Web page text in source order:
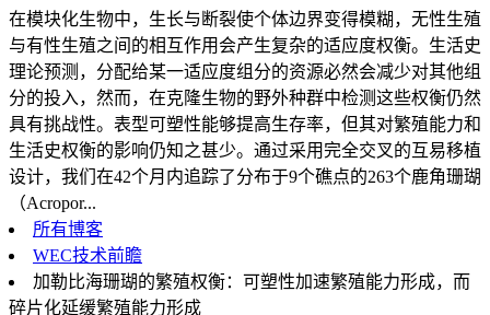
在模块化生物中，生长与断裂使个体边界变得模糊，无性生殖
与有性生殖之间的相互作用会产生复杂的适应度权衡。生活史
理论预测，分配给某一适应度组分的资源必然会减少对其他组
分的投入，然而，在克隆生物的野外种群中检测这些权衡仍然
具有挑战性。表型可塑性能够提高生存率，但其对繁殖能力和
生活史权衡的影响仍知之甚少。通过采用完全交叉的互易移植
设计，我们在42个月内追踪了分布于9个礁点的263个鹿角珊瑚
（Acropor...
所有博客
WEC技术前瞻
加勒比海珊瑚的繁殖权衡：可塑性加速繁殖能力形成，而
碎片化延缓繁殖能力形成